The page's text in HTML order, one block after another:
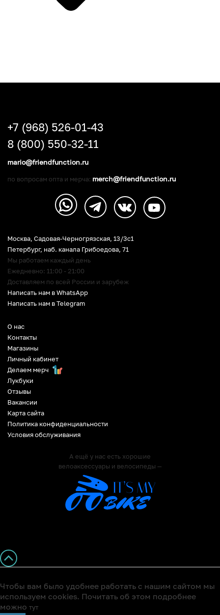
О нас
Контакты
Магазины
Личный кабинет
Делаем мерч
Лукбуки
Отзывы
Вакансии
Карта сайта
Политика конфиденциальности
Условия обслуживания
А ещё у нас есть хорошие
велоаксессуары и велосипеды —
Москва, Садовая-Черногрязская, 13/3c1
Петербург, наб. канала Грибоедова, 71
Мы работаем каждый день
Ежедневно: 11:00 - 21:00
Доставляем по всей России и зарубеж
Написать нам в WhatsApp
Написать нам в Telegram
+7 (968) 526-01-43
8 (800) 550-32-11
mario@friendfunction.ru
по вопросам опта и мерча: merch@friendfunction.ru
Чтобы вам было удобнее работать с нашим сайтом мы
используем cookies. Почитать об этом подробнее
можно тут